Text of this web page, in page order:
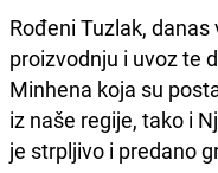
Rođeni Tuzlak,
proizvodnju i uvoz te
Minhena koja su
iz naše regije, tako i
je strpljivo i predano